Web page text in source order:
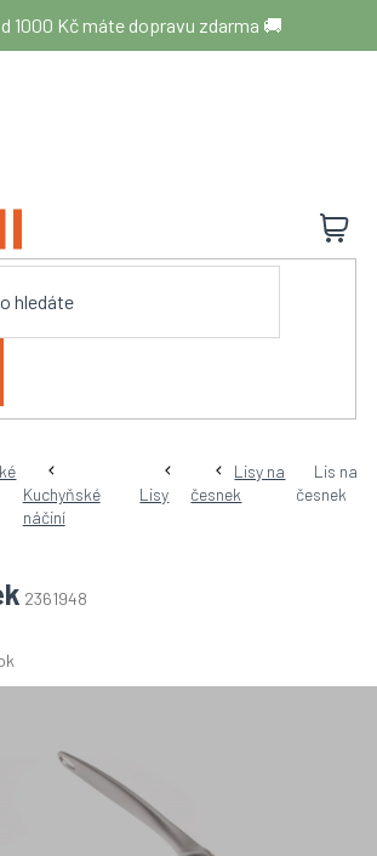
1000 Kč máte dopravu zdarma 🚚
Kuchyňské
náčiní
Lisy
Lisy na
česnek
Lis na
česnek
2361948